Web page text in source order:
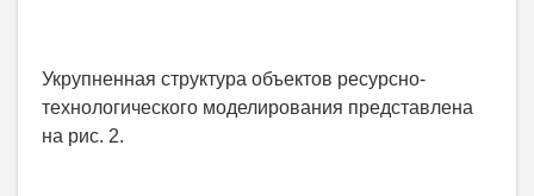
Укрупненная структура объектов ресурсно-
технологического моделирования представлена
на рис. 2.